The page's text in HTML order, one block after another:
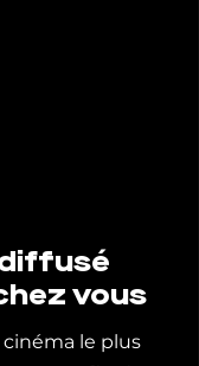
vous
le plus